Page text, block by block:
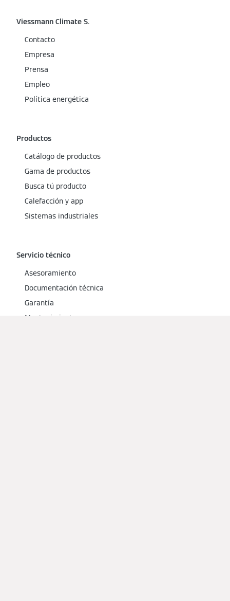
Viessmann Climate S.
Contacto
Empresa
Prensa
Empleo
Política energética
Productos
Catálogo de productos
Gama de productos
Busca tú producto
Calefacción y app
Sistemas industriales
Servicio técnico
Asesoramiento
Documentación técnica
Garantía
Mantenimiento